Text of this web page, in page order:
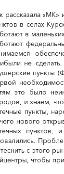
рассказала «МК»
в селах
в
не
пункты
это было
и знаем,
пункты,
нового
пунктов,
с этого
чтобы